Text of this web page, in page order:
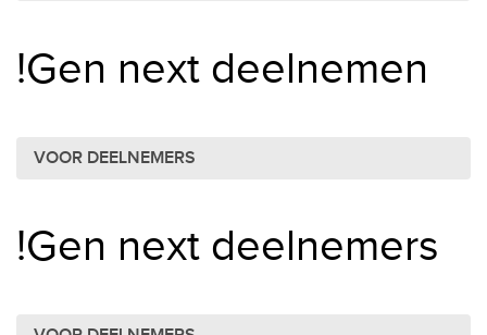
!Gen next deelnemen
VOOR DEELNEMERS
!Gen next deelnemers